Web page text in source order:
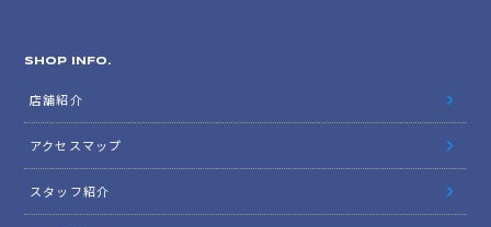
SHOP INFO.
店舗紹介
アクセスマップ
スタッフ紹介